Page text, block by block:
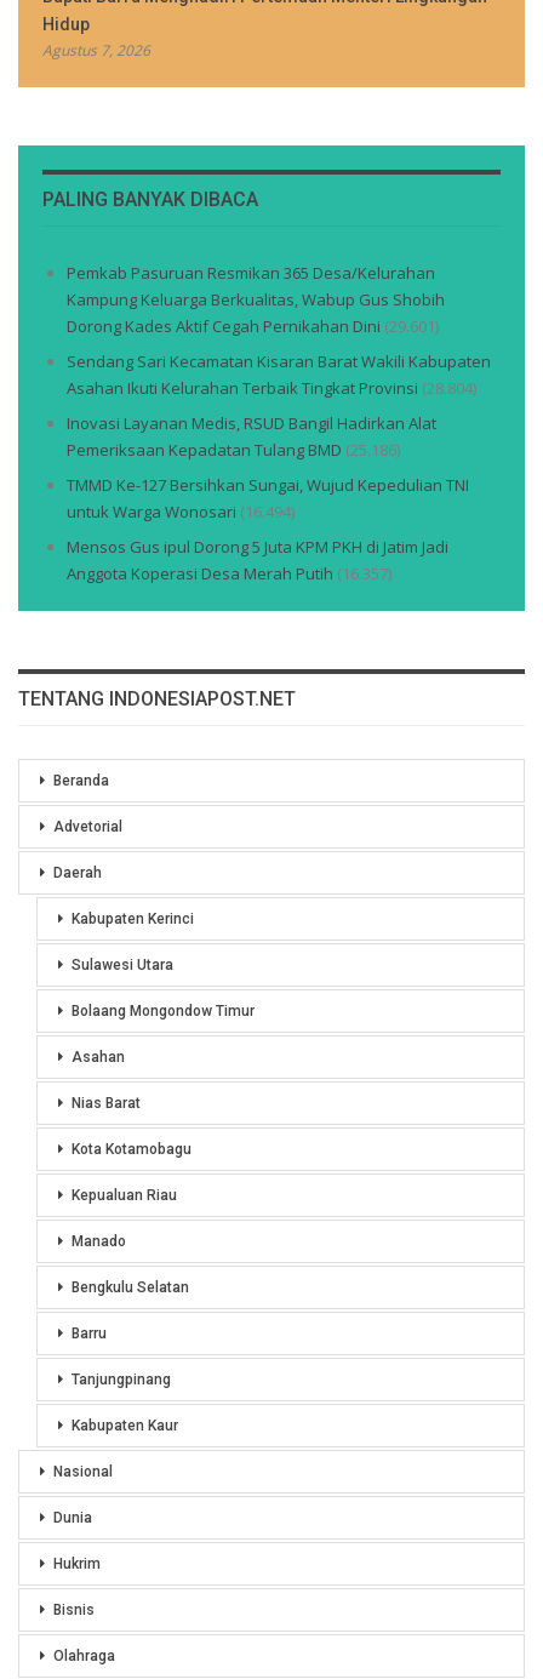
Hidup
Agustus 7, 2026
PALING BANYAK DIBACA
Pemkab Pasuruan Resmikan 365 Desa/Kelurahan
Kampung Keluarga Berkualitas, Wabup Gus Shobih
Dorong Kades Aktif Cegah Pernikahan Dini (29.601)
Sendang Sari Kecamatan Kisaran Barat Wakili Kabupaten
Asahan Ikuti Kelurahan Terbaik Tingkat Provinsi (28.804)
Inovasi Layanan Medis, RSUD Bangil Hadirkan Alat
Pemeriksaan Kepadatan Tulang BMD (25.186)
TMMD Ke-127 Bersihkan Sungai, Wujud Kepedulian TNI
untuk Warga Wonosari (16.494)
Mensos Gus ipul Dorong 5 Juta KPM PKH di Jatim Jadi
Anggota Koperasi Desa Merah Putih (16.357)
TENTANG INDONESIAPOST.NET
Beranda
Advetorial
Daerah
Kabupaten Kerinci
Sulawesi Utara
Bolaang Mongondow Timur
Asahan
Nias Barat
Kota Kotamobagu
Kepualuan Riau
Manado
Bengkulu Selatan
Barru
Tanjungpinang
Kabupaten Kaur
Nasional
Dunia
Hukrim
Bisnis
Olahraga